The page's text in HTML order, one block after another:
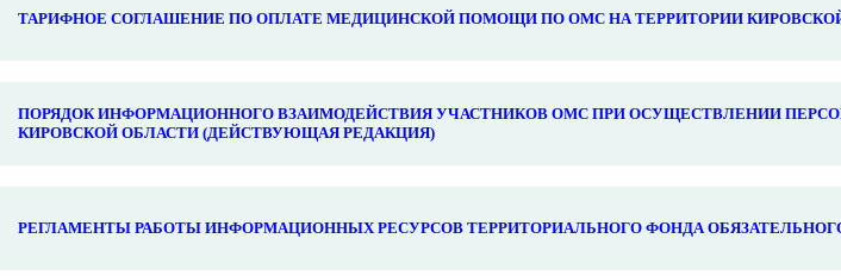
ТАРИФНОЕ СОГЛАШЕНИЕ ПО ОПЛАТЕ МЕДИЦИНСКОЙ ПОМОЩИ ПО ОМС НА ТЕРРИТОРИИ
ПОРЯДОК ИНФОРМАЦИОННОГО ВЗАИМОДЕЙСТВИЯ УЧАСТНИКОВ ОМС ПРИ ОСУЩЕСТВЛЕНИИ
КИРОВСКОЙ ОБЛАСТИ (ДЕЙСТВУЮЩАЯ РЕДАКЦИЯ)
РЕГЛАМЕНТЫ РАБОТЫ ИНФОРМАЦИОННЫХ РЕСУРСОВ ТЕРРИТОРИАЛЬНОГО ФОНДА